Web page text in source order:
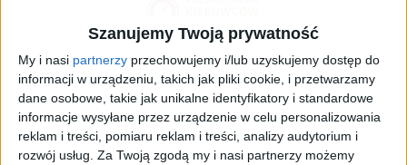
Szanujemy Twoją prywatność
My i nasi partnerzy przechowujemy i/lub uzyskujemy dostęp do
informacji w urządzeniu, takich jak pliki cookie, i przetwarzamy
dane osobowe, takie jak unikalne identyfikatory i standardowe
informacje wysyłane przez urządzenie w celu personalizowania
reklam i treści, pomiaru reklam i treści, analizy audytorium i
rozwój usług. Za Twoją zgodą my i nasi partnerzy możemy